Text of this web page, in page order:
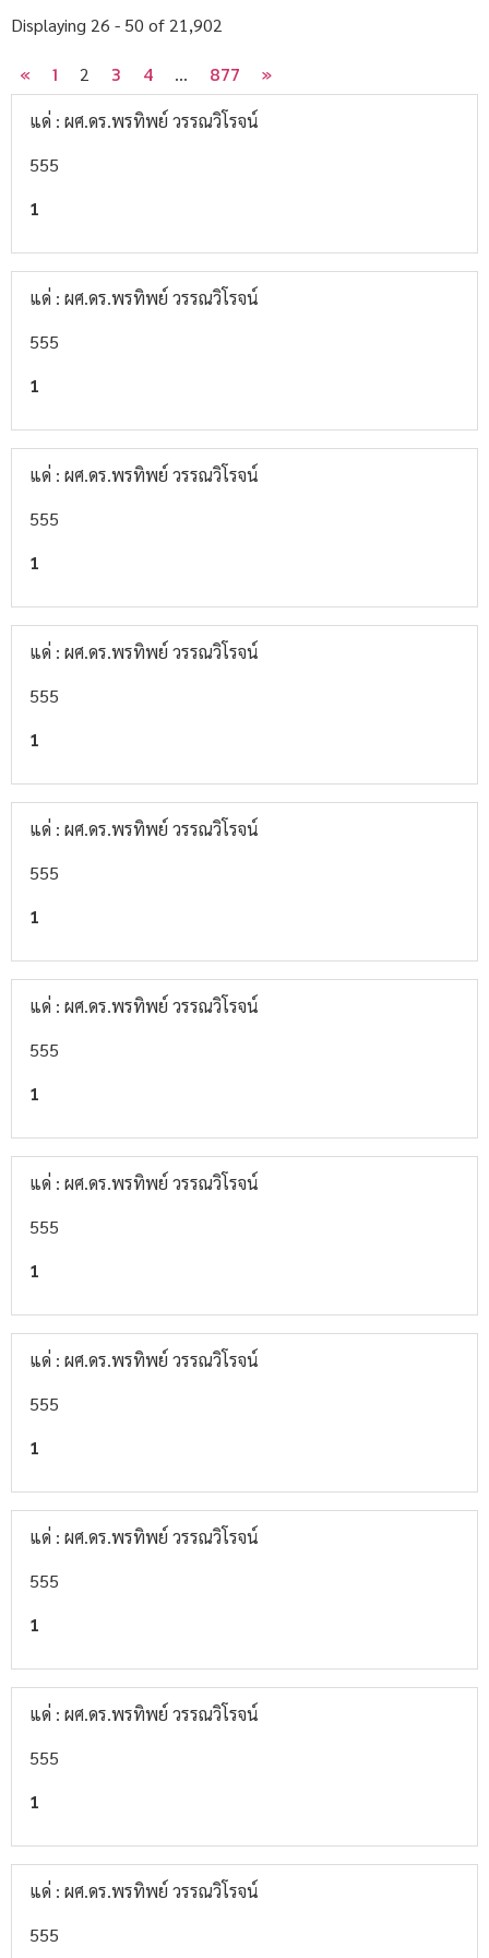
Displaying 26 - 50 of 21,902
« 1 2 3 4 … 877 »
แด่ : ผศ.ดร.พรทิพย์ วรรณวิโรจน์
555
1
แด่ : ผศ.ดร.พรทิพย์ วรรณวิโรจน์
555
1
แด่ : ผศ.ดร.พรทิพย์ วรรณวิโรจน์
555
1
แด่ : ผศ.ดร.พรทิพย์ วรรณวิโรจน์
555
1
แด่ : ผศ.ดร.พรทิพย์ วรรณวิโรจน์
555
1
แด่ : ผศ.ดร.พรทิพย์ วรรณวิโรจน์
555
1
แด่ : ผศ.ดร.พรทิพย์ วรรณวิโรจน์
555
1
แด่ : ผศ.ดร.พรทิพย์ วรรณวิโรจน์
555
1
แด่ : ผศ.ดร.พรทิพย์ วรรณวิโรจน์
555
1
แด่ : ผศ.ดร.พรทิพย์ วรรณวิโรจน์
555
1
แด่ : ผศ.ดร.พรทิพย์ วรรณวิโรจน์
555